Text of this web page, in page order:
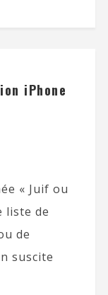
iPhone
« Juif ou
liste de
de
suscite